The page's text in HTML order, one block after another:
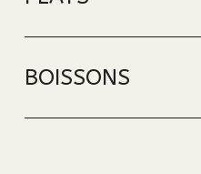
BOISSONS